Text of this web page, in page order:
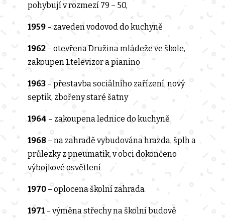
pohybují v rozmezí 79 – 50,
1959– zaveden vodovod do kuchyně
1962– otevřena Družina mládeže ve škole,
zakoupen 1.televizor a pianino
1963– přestavba sociálního zařízení, nový
septik, zbořeny staré šatny
1964 – zakoupena lednice do kuchyně
1968– na zahradě vybudována hrazda, šplh a
průlezky z pneumatik, v obci dokončeno
výbojkové osvětlení
1970– oplocena školní zahrada
1971– výměna střechy na školní budově